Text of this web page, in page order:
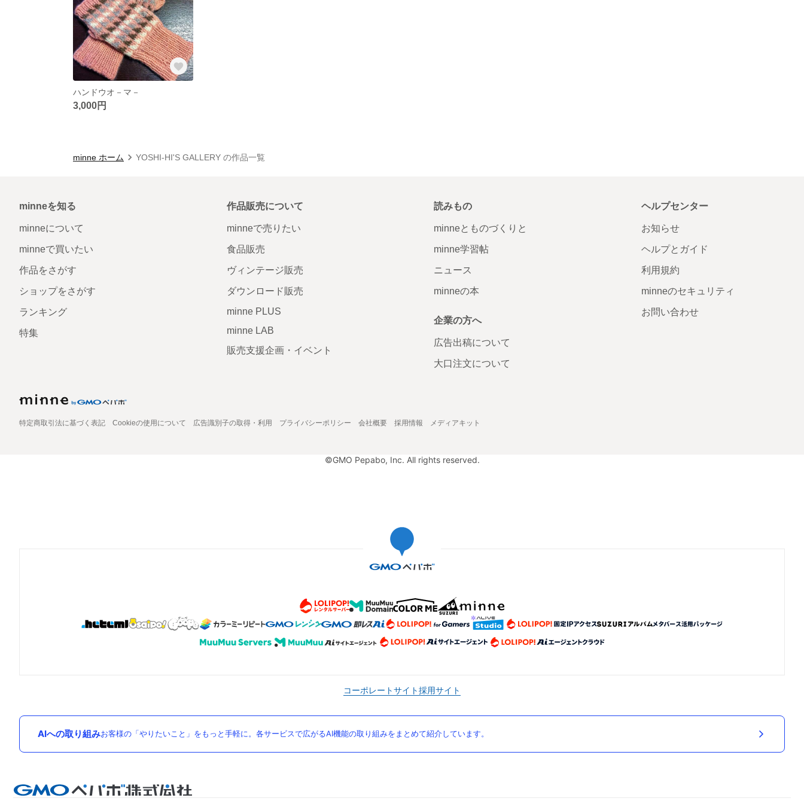
ハンドウオ－マ－
3,000円
minne ホーム YOSHI-HI'S GALLERY の作品一覧
minneを知る
minneについて
minneで買いたい
作品をさがす
ショップをさがす
ランキング
特集
作品販売について
minneで売りたい
食品販売
ヴィンテージ販売
ダウンロード販売
minne PLUS
minne LAB
販売支援企画・イベント
読みもの
minneとものづくりと
minne学習帖
ニュース
minneの本
企業の方へ
広告出稿について
大口注文について
ヘルプセンター
お知らせ
ヘルプとガイド
利用規約
minneのセキュリティ
お問い合わせ
特定商取引法に基づく表記 Cookieの使用について 広告識別子の取得・利用 プライバシーポリシー 会社概要 採用情報 メディアキット
©GMO Pepabo, Inc. All rights reserved.
コーポレートサイト採用サイト
AIへの取り組みお客様の「やりたいこと」をもっと手軽に。各サービスで広がるAI機能の取り組みをまとめて紹介しています。